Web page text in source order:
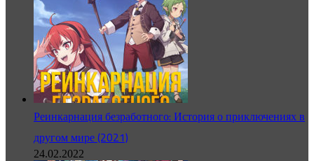
Реинкарнация безработного: История о приключениях в
другом мире (2021)
24.02.2022